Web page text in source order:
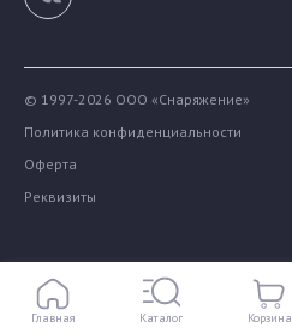
Главная Каталог Корзина
© 1997-2026 ООО «Снаряжение»
Политика конфиденциальности
Оферта
Реквизиты